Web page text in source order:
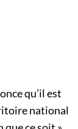
qu’il est
national